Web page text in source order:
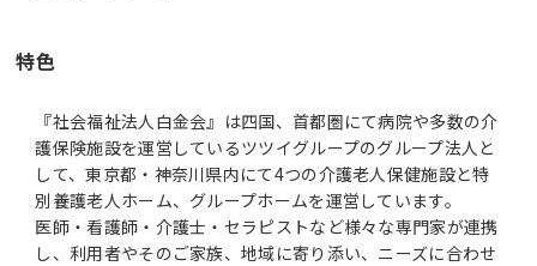
特色
『社会福祉法人白金会』は四国、首都圏にて病院や多数の介
護保険施設を運営しているツツイグループのグループ法人と
して、東京都・神奈川県内にて4つの介護老人保健施設と特
別養護老人ホーム、グループホームを運営しています。
医師・看護師・介護士・セラピストなど様々な専門家が連携
し、利用者やそのご家族、地域に寄り添い、ニーズに合わせ